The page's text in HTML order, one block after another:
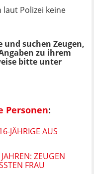
Polizei keine
suchen Zeugen,
zu ihrem
bitte unter
Personen:
JÄHRIGE AUS
ZEUGEN
FRAU